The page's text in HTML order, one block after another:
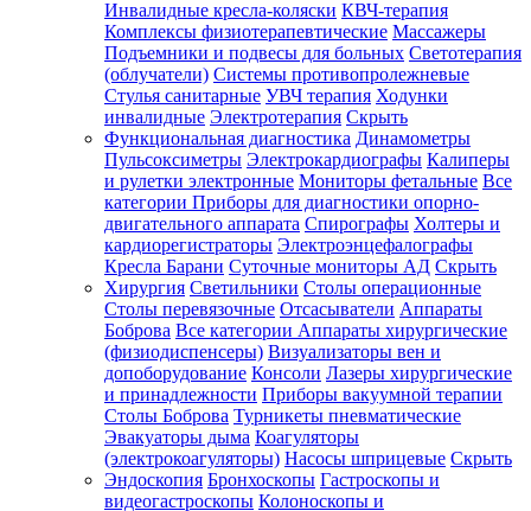
Инвалидные кресла-коляски КВЧ-терапия
Комплексы физиотерапевтические Массажеры
Подъемники и подвесы для больных Светотерапия
(облучатели) Системы противопролежневые
Стулья санитарные УВЧ терапия Ходунки
инвалидные Электротерапия Скрыть
Функциональная диагностика Динамометры
Пульсоксиметры Электрокардиографы Калиперы
и рулетки электронные Мониторы фетальные Все
категории Приборы для диагностики опорно-
двигательного аппарата Спирографы Холтеры и
кардиорегистраторы Электроэнцефалографы
Кресла Барани Суточные мониторы АД Скрыть
Хирургия Светильники Столы операционные
Столы перевязочные Отсасыватели Аппараты
Боброва Все категории Аппараты хирургические
(физиодиспенсеры) Визуализаторы вен и
допоборудование Консоли Лазеры хирургические
и принадлежности Приборы вакуумной терапии
Столы Боброва Турникеты пневматические
Эвакуаторы дыма Коагуляторы
(электрокоагуляторы) Насосы шприцевые Скрыть
Эндоскопия Бронхоскопы Гастроскопы и
видеогастроскопы Колоноскопы и